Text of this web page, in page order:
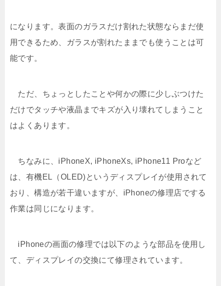
になります。表面のガラスだけ割れた状態ならまだ使
用できるため、ガラスが割れたままでも使うことは可
能です。
ただ、ちょっとしたことや何かの際に少しぶつけた
だけでタッチや液晶までキズが入り壊れてしまうこと
はよくあります。
ちなみに、iPhoneX, iPhoneXs, iPhone11 Proなど
は、有機EL（OLED)というディスプレイが使用されて
おり、構造が若干違いますが、iPhoneの修理店でする
作業は同じになります。
iPhoneの画面の修理では以下のような部品を使用し
て、ディスプレイの交換にて修理されています。